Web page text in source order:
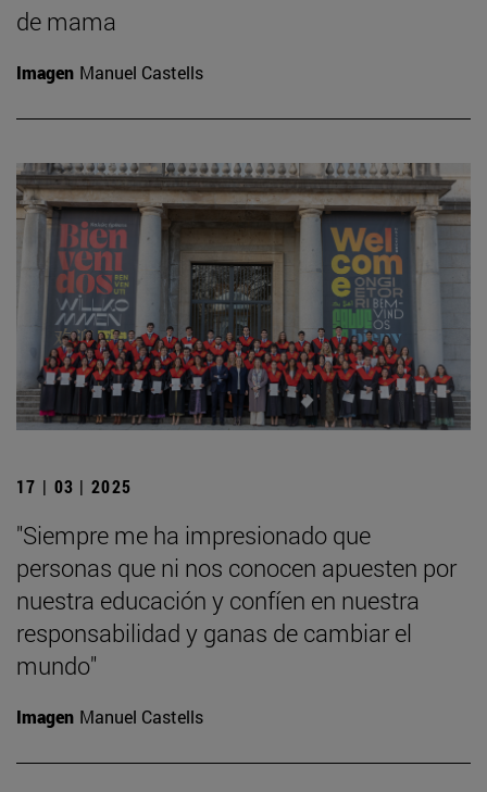
de mama
Imagen Manuel Castells
17 | 03 | 2025
"Siempre me ha impresionado que
personas que ni nos conocen apuesten por
nuestra educación y confíen en nuestra
responsabilidad y ganas de cambiar el
mundo"
Imagen Manuel Castells